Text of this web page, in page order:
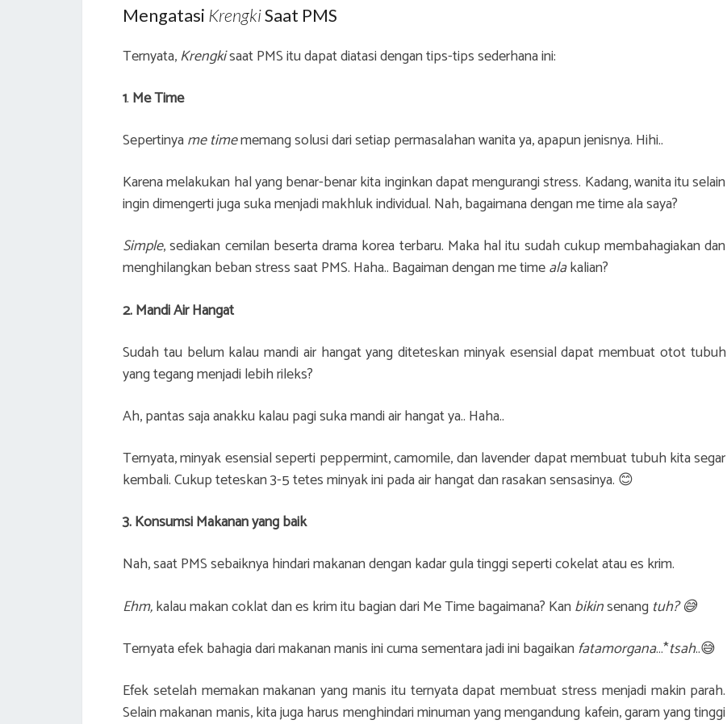
Mengatasi KrengkiSaat PMS
Ternyata,Krengkisaat PMS itu dapat diatasi dengan tips-tips sederhana ini:
1. Me Time
Sepertinya me timememang solusi dari setiap permasalahan wanita ya, apapun jenisnya. Hihi..
Karena melakukan hal yang benar-benar kita inginkan dapat mengurangi stress. Kadang, wanita itu selain
ingin dimengerti juga suka menjadi makhluk individual. Nah, bagaimana dengan me time ala saya?
Simple, sediakan cemilan beserta drama korea terbaru. Maka hal itu sudah cukup membahagiakan dan
menghilangkan beban stress saat PMS. Haha.. Bagaiman dengan me timealakalian?
2. Mandi Air Hangat
Sudah tau belum kalau mandi air hangat yang diteteskan minyak esensial dapat membuat otot tubuh
yang tegang menjadi lebih rileks?
Ah, pantas saja anakku kalau pagi suka mandi air hangat ya.. Haha..
Ternyata, minyak esensial seperti peppermint, camomile, dan lavender dapat membuat tubuh kita segar
kembali. Cukup teteskan 3-5 tetes minyak ini pada air hangat dan rasakan sensasinya. 😊
3. Konsumsi Makanan yang baik
Nah, saat PMS sebaiknya hindari makanan dengan kadar gula tinggi seperti cokelat atau es krim.
Ehm,kalau makan coklat dan es krim itu bagian dari Me Time bagaimana? Kan bikinsenang tuh? 😅
Ternyata efek bahagia dari makanan manis ini cuma sementara jadi ini bagaikan fatamorgana…*tsah..😅
Efek setelah memakan makanan yang manis itu ternyata dapat membuat stress menjadi makin parah.
Selain makanan manis, kita juga harus menghindari minuman yang mengandung kafein, garam yang tinggi